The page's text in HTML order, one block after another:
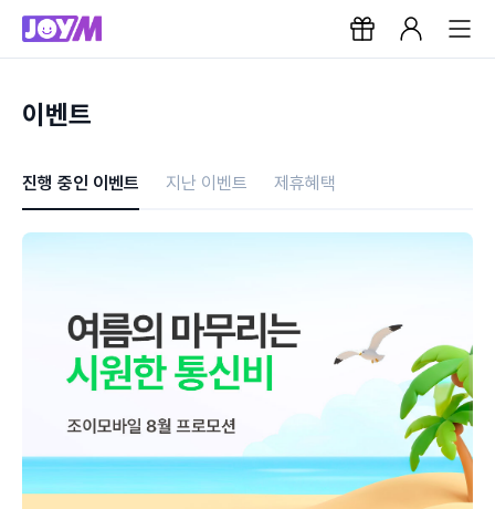
이벤트
진행 중인 이벤트 지난 이벤트 제휴혜택